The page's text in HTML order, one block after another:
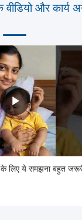
वीडियो और कार्य
लिए ये समझना बहुत